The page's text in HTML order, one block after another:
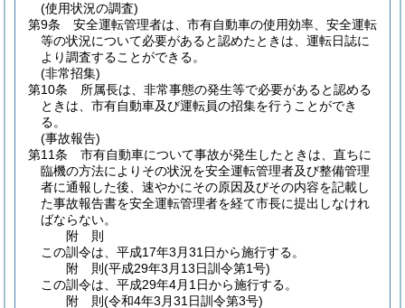
(使用状況の調査)
第9条
安全運転管理者は、市有自動車の使用効率、安全運転
等の状況について必要があると認めたときは、運転日誌に
より調査することができる。
(非常招集)
第10条
所属長は、非常事態の発生等で必要があると認める
ときは、市有自動車及び運転員の招集を行うことができ
る。
(事故報告)
第11条
市有自動車について事故が発生したときは、直ちに
臨機の方法によりその状況を安全運転管理者及び整備管理
者に通報した後、速やかにその原因及びその内容を記載し
た事故報告書を安全運転管理者を経て市長に提出しなけれ
ばならない。
附 則
この訓令は、平成17年3月31日から施行する。
附 則(平成29年3月13日訓令第1号)
この訓令は、平成29年4月1日から施行する。
附 則(令和4年3月31日訓令第3号)